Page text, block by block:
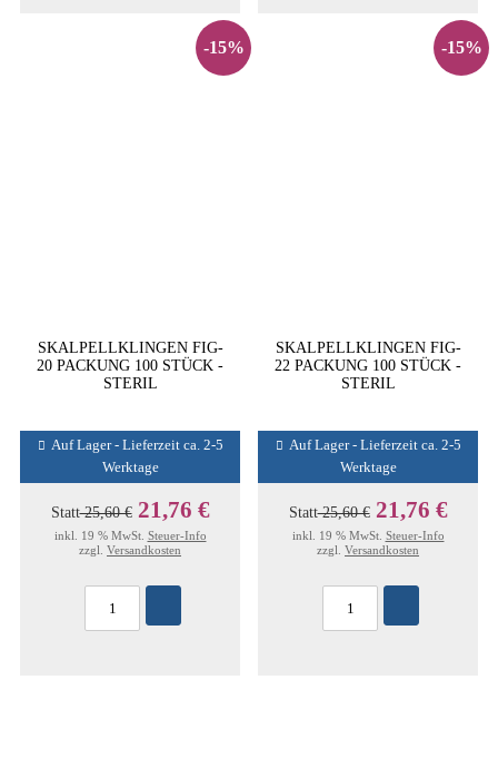
-15%
SKALPELLKLINGEN FIG-
20 PACKUNG 100 STÜCK -
STERIL
Auf Lager - Lieferzeit ca. 2-5
Werktage
Statt25,60 € 21,76 €
inkl. 19 % MwSt. Steuer-Info
zzgl. Versandkosten
-15%
SKALPELLKLINGEN FIG-
22 PACKUNG 100 STÜCK -
STERIL
Auf Lager - Lieferzeit ca. 2-5
Werktage
Statt25,60 € 21,76 €
inkl. 19 % MwSt. Steuer-Info
zzgl. Versandkosten